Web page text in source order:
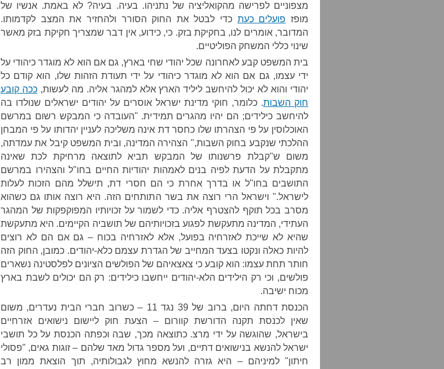
מצפוניים לפרישה מהקואליציה של נתניהו. בעיה. בעיה? לא באמת. אנשיו של
מופז פועלים כעת כדי לבטל את החוק הסורר ולהחזיר את המצב לקדמותו.
המדובר, אומרים לנו, בחקיקת בזק. כי, כידוע, אין דבר שמצריך חקיקת בזק מאשר
שינוי כללי המשחק הפוליטיים.
בית המשפט קבע לאחרונה שכל יהודי שחי בארץ, גם אם הוא לא מוגדר כיהודי על
ידי עצמו, גם אם הוא לא מוגדר כיהודי על ידי תעודת הזהות שלו, הוא קודם כל
יהודי והוא לא יכול להיחשב ליליד הארץ אלא למהגר אליה. מה לעשות,ככה קובע
חוק השבות. כלומר, חוקי מדינת ישראל אוסרים על יהודים ישראלים שנולדו בה
להיחשב כילידים; הם יהיו מהגרים תמידית. "העובדה כי המבקש רשום במרשם
האוכלוסין על פי הצהרתו שלו כחסר דת אינה משליכה לעניין יהדותו על פי המבחן
ההלכתי שנקבע בחוק השבות," הצהירה המדינה, ובית המשפט קיבל את עמדתה,
משום ש"קבלת פרשנותו של המבקש תביא לתוצאה מרחיקת לכת שאינה
מתקבלת על הדעת לפיה בנים לאמהות יהודיות החיים בחו"ל והצהירו במרשם
התושבים בחו"ל או בדרך אחרת כי הם חסרי דת, תישלל מהם הזכות לעלות
לישראל." וישראל הרי רוצה את בשר התותחים הזה. היא רוצה אותו גם כשהוא
מסרב בכל תוקף להצטרף אליה. כדי לשמור על זכויותיו המפוקפקות של המהגר
העתידי, המדינה מתעקשת לפגוע בזכויותיהם של תושביה הקיימים. היא מתעקשת
שהיא לא שייכת לאזרחיה בפועל, אלא לאזרחיה בכוח – גם אם הם לא רוצים
להיות כאלה ונקטו בצעד המחייב של הגדרת עצמם כלא-יהודים. כמובן, החוק הזה
חותר תחת עצמו: הוא קובע כי צאצאיהם של הפולשים הציונים לפלסטינה נשארים
פולשים, וכי רק הילידים הלא-יהודים ייחשבו כילידים: רק הם יכולים לשבת בארץ
מכוח ישיבה.
הכנסת דחתה היום, ברוב של 39 נגד 11 – כשרוב חברי הבית נעדרים, משום
שאין לכנסת תקנה הדורשת קוורום – הצעת חוק ליישום נישואים אזרחיים
בישראל, שהוגשה על ידי מרצ. כתוצאה מכך, שבה וכפתה הכנסת על כל תושבי
ישראל להנשא בנישואים דתיים, ועל מספר גדול מאד שלהם – זוגות גאים, "פסולי
חיתון" למיניהם – היא גזרה להנשא מחוץ לגבולותיה, תוך הוצאת ממון רב